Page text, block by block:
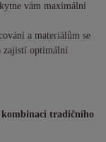
vám maximální
a materiálům se
zajistí optimální
kombinaci tradičního